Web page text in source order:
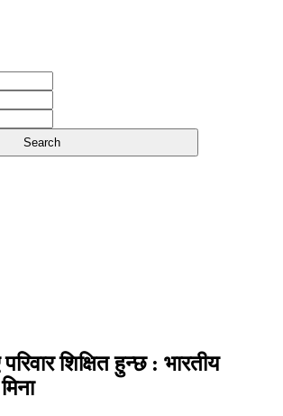
परिवार शिक्षित हुन्छ : भारतीय